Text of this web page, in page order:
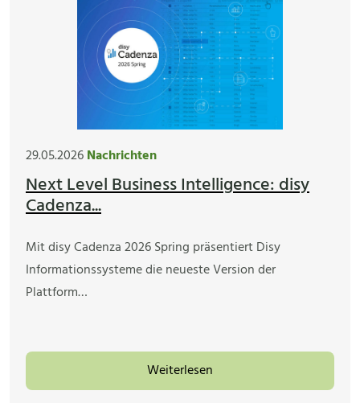
29.05.2026Nachrichten
Next Level Business Intelligence: disy
Cadenza...
Mit disy Cadenza 2026 Spring präsentiert Disy
Informationssysteme die neueste Version der
Plattform…
Weiterlesen